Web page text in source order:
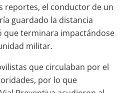
reportes, el conductor de un
guardado la distancia
que terminara impactándose
militar.
que circulaban por el
por lo que